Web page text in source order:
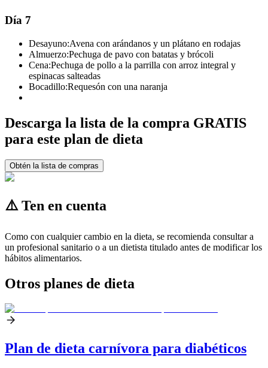
Día 7
Desayuno:Avena con arándanos y un plátano en rodajas
Almuerzo:Pechuga de pavo con batatas y brócoli
Cena:Pechuga de pollo a la parrilla con arroz integral y
espinacas salteadas
Bocadillo:Requesón con una naranja
Descarga la lista de la compra GRATIS
para este plan de dieta
Obtén la lista de compras
⚠️ Ten en cuenta
Como con cualquier cambio en la dieta, se recomienda consultar a
un profesional sanitario o a un dietista titulado antes de modificar los
hábitos alimentarios.
Otros planes de dieta
Plan de dieta carnívora para diabéticos